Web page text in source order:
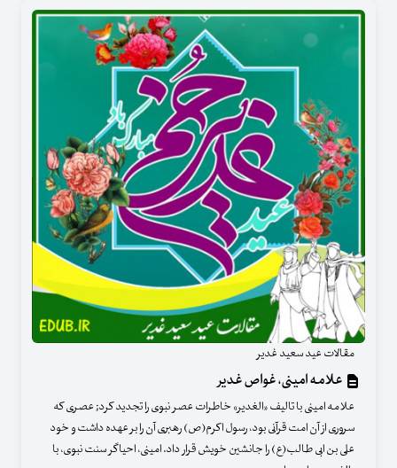
مقالات عید سعید غدیر
علامه امینی، غواص غدیر
علامه امینی با تالیف «الغدیر» خاطرات عصر نبوی را تجدید کرد; عصری که
سروری از آن امت قرآنی بود، رسول اکرم(ص) رهبری آن را بر عهده داشت و خود
علی بن ابی طالب(ع) را جانشین خویش قرار داد. امینی، احیاگر سنت نبوی، با